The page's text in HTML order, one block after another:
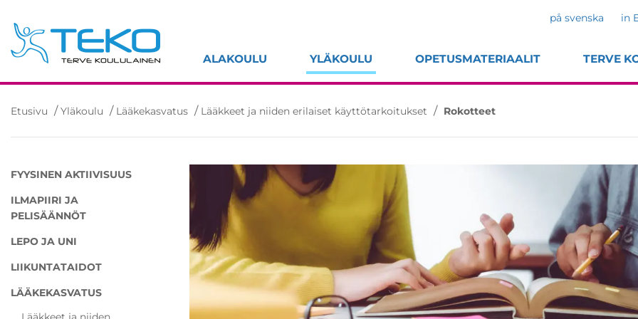
sisältöön
på svenska in
ALAKOULU YLÄKOULU OPETUSMATERIAALIT TERVE
Etusivu /Yläkoulu / Lääkekasvatus / Lääkkeet ja niiden erilaiset käyttötarkoitukset / Rokotteet
FYYSINEN AKTIIVISUUS
ILMAPIIRI JA
PELISÄÄNNÖT
LEPO JA UNI
LIIKUNTATAIDOT
LÄÄKEKASVATUS